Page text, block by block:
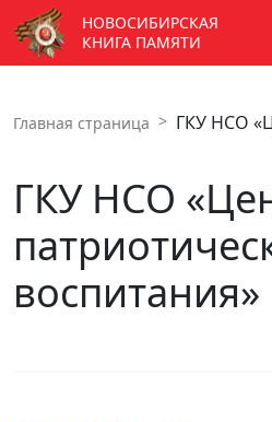
НОВОСИБИРСКАЯ
КНИГА ПАМЯТИ
Главная страница ГКУ НСО
ГКУ НСО
воспитания»